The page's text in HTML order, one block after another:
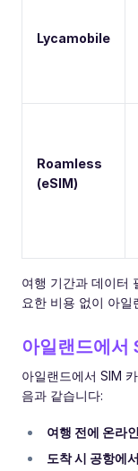
Lycamobile
Roamless
(eSIM)
여행 기간과 데이터
요한 비용 없이 아
아일랜드에서
아일랜드에서 SIM
음과 같습니다:
여행 전에 온라
도착 시 공항에